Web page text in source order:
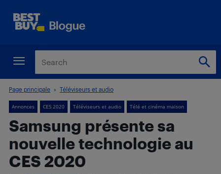
Page principale Téléviseurs et audio
Annonces CES 2020 Téléviseurs et audio Télé et cinéma maison
Samsung présente sa
nouvelle technologie au
CES 2020